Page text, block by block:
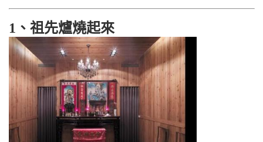
1、祖先爐燒起來